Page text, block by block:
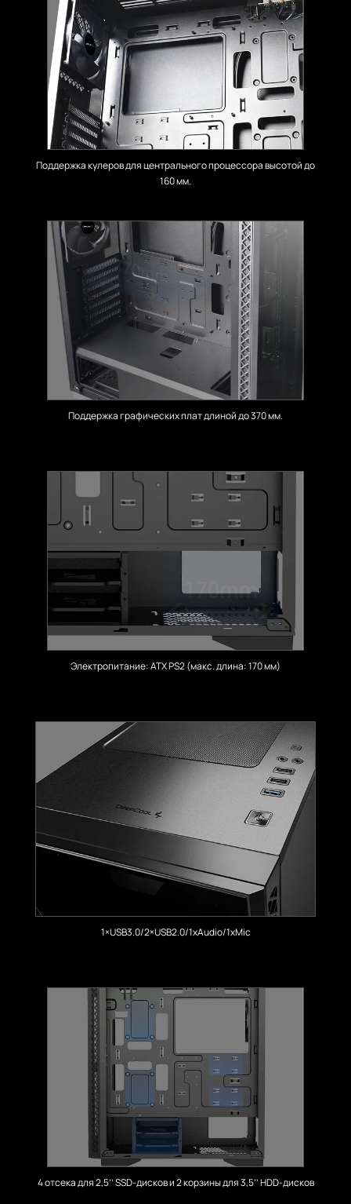
Поддержка кулеров для центрального процессора высотой до
160 мм.
Поддержка графических плат длиной до 370 мм.
Электропитание: ATX PS2 (макс. длина: 170 мм)
1×USB3.0/2×USB2.0/1xAudio/1xMic
4 отсека для 2,5’’ SSD-дисков и 2 корзины для 3,5’’ HDD-дисков